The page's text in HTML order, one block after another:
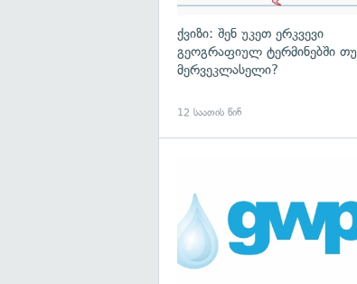
ქვიზი: შენ უკეთ ერკვევი
გეოგრაფიულ ტერმინებში თუ
მერვეკლასელი?
12 საათის წინ